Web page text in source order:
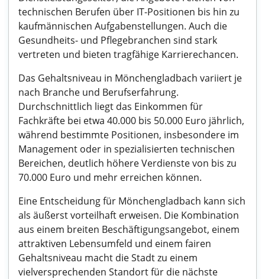
technischen Berufen über IT-Positionen bis hin zu
kaufmännischen Aufgabenstellungen. Auch die
Gesundheits- und Pflegebranchen sind stark
vertreten und bieten tragfähige Karrierechancen.
Das Gehaltsniveau in Mönchengladbach variiert je
nach Branche und Berufserfahrung.
Durchschnittlich liegt das Einkommen für
Fachkräfte bei etwa 40.000 bis 50.000 Euro jährlich,
während bestimmte Positionen, insbesondere im
Management oder in spezialisierten technischen
Bereichen, deutlich höhere Verdienste von bis zu
70.000 Euro und mehr erreichen können.
Eine Entscheidung für Mönchengladbach kann sich
als äußerst vorteilhaft erweisen. Die Kombination
aus einem breiten Beschäftigungsangebot, einem
attraktiven Lebensumfeld und einem fairen
Gehaltsniveau macht die Stadt zu einem
vielversprechenden Standort für die nächste